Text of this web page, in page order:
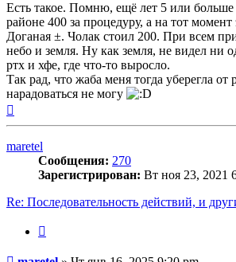
Есть такое. Помню, ещё лет 5 или больше
районе 400 за процедуру, а на тот
Доганая ±. Чолак стоил 200. При всем
небо и земля. Ну как земля, не видел ни
ртх и хфе, где что-то выросло.
Так рад, что жаба меня тогда уберегла от
нарадоваться не могу
maretel
Сообщения: 270
Зарегистрирован: Вт ноя 23, 2021
Re: Последовательность действий, и
Сообщение